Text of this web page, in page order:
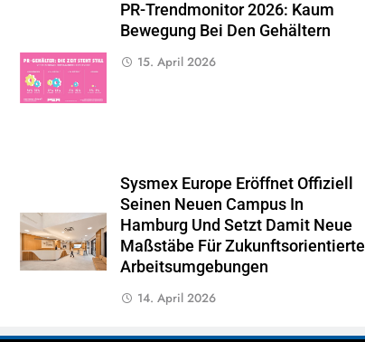
PR-Trendmonitor 2026: Kaum
Bewegung Bei Den Gehältern
15. April 2026
Sysmex Europe Eröffnet Offiziell
Seinen Neuen Campus In
Hamburg Und Setzt Damit Neue
Maßstäbe Für Zukunftsorientierte
Arbeitsumgebungen
14. April 2026